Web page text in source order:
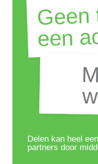
Geen
een
Delen kan heel
partners door